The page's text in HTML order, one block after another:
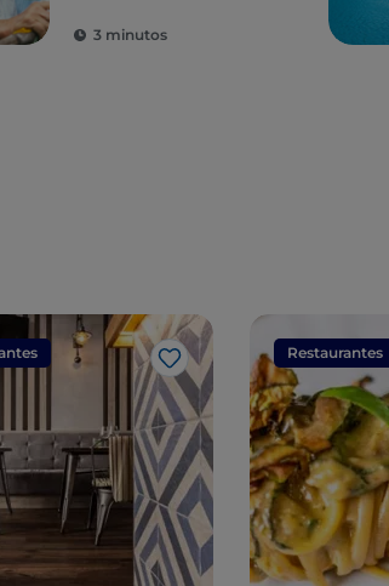
perfeita de
3 minutos
Gosto
Restaurantes